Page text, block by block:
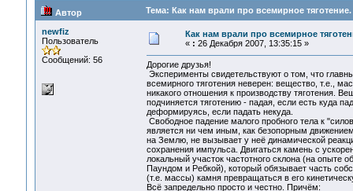
Автор Тема: Как нам врали про всемирное
newfiz
Пользователь
Сообщений: 56
Как нам врали про всемирное
« : 26 Декабря 2007, 13:35:15 »
Дорогие друзья!
Эксперименты свидетельствуют о том, что
всемирного тяготения неверен: вещество, т.е.,
никакого отношения к производству тяготения.
подчиняется тяготению - падая, если есть куда
деформируясь, если падать некуда.
Свободное падение малого пробного тела к
является ни чем иным, как безопорным
на Землю, не вызывает у неё динамической
сохранения импульса. Двигаться камень с
локальный участок частотного склона (на опыте
Паундом и Ребкой), который обязывает часть
(т.е. массы) камня превращаться в его
Всё запредельно просто и честно. Причём: